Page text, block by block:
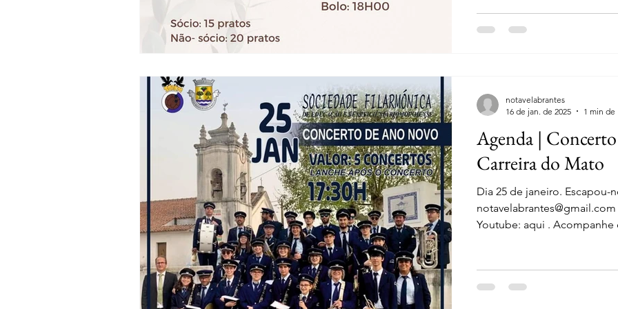
Agenda |
Carreira do Mato
Dia 25 de janeiro. Escapou-
Youtube: aqui . Acompanhe
notavelabrantes
16 de jan. de 2025
1 min de